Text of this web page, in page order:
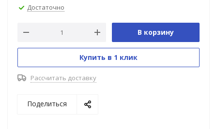
Достаточно
В корзину
Купить в 1 клик
Рассчитать доставку
Поделиться